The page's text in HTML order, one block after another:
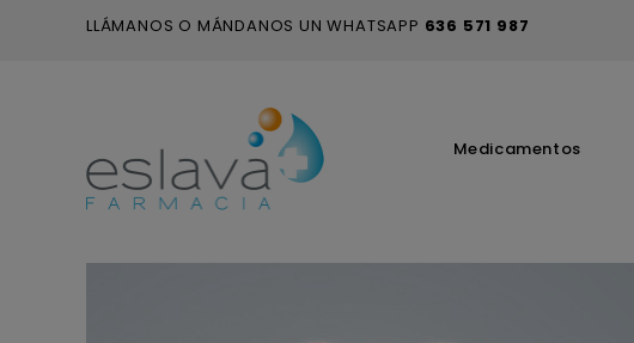
LLÁMANOS O MÁNDANOS UN WHATSAPP 636 571 987
Medicamentos